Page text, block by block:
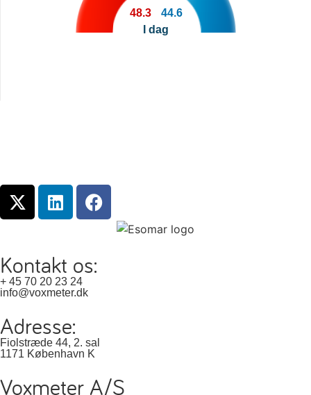
48.3
44.6
I dag
Kontakt os:
+ 45 70 20 23 24
info@voxmeter.dk
Adresse:
Fiolstræde 44, 2. sal
1171 København K
Voxmeter A/S